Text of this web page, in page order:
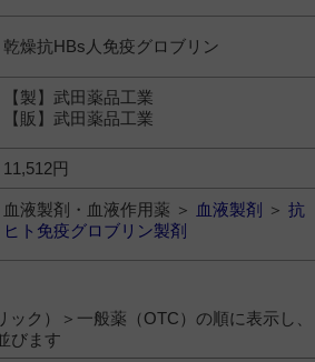
乾燥抗HBs人免疫グロブリン
【製】武田薬品工業
【販】武田薬品工業
11,512円
血液製剤・血液作用薬 ＞ 血液製剤 ＞ 抗
ヒト免疫グロブリン製剤
ク）＞一般薬（OTC）の順に表示し、
びます